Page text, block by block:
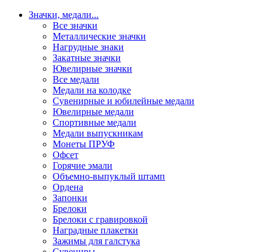
Значки, медали...
Все значки
Металлические значки
Нагрудные знаки
Закатные значки
Ювелирные значки
Все медали
Медали на колодке
Сувенирные и юбилейные медали
Ювелирные медали
Спортивные медали
Медали выпускникам
Монеты ПРУФ
Офсет
Горячие эмали
Объемно-выпуклый штамп
Ордена
Запонки
Брелоки
Брелоки с гравировкой
Наградные плакетки
Зажимы для галстука